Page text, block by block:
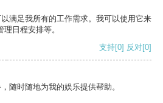
满足我所有的工作需求。我可以使用它来
日程安排等。
支持[0] 反对[0]
随时随地为我的娱乐提供帮助。